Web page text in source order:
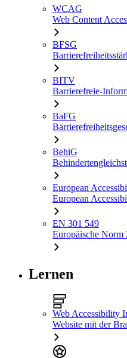
WCAG
Web Content
BFSG
BITV
Barrierefreie-
BaFG
BehiG
European
European
EN 301 549
Europäische Norm
Lernen
Web Accessibility
Website mit der